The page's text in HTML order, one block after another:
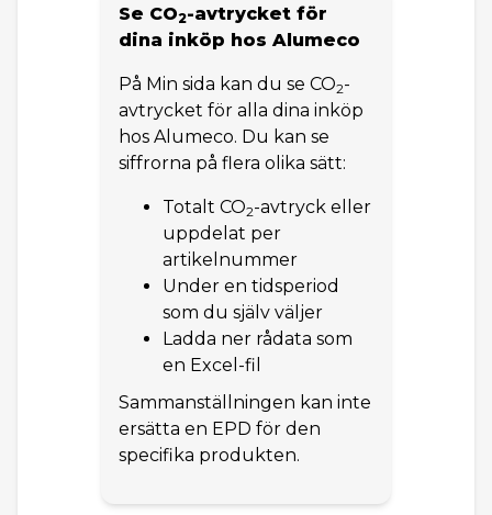
Se CO2-avtrycket för
dina inköp hos Alumeco
På Min sida kan du se CO2-
avtrycket för alla dina inköp
hos Alumeco. Du kan se
siffrorna på flera olika sätt:
Totalt CO2-avtryck eller
uppdelat per
artikelnummer
Under en tidsperiod
som du själv väljer
Ladda ner rådata som
en Excel-fil
Sammanställningen kan inte
ersätta en EPD för den
specifika produkten.